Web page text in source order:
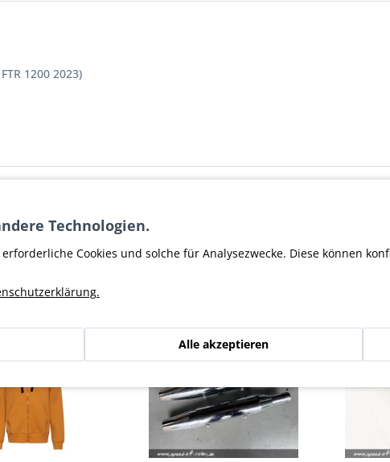
1200 2023)
1200 Brems- und Kupplungshebel"
SOC SPEED OF COLOR
Technologien.
Cookies und solche für Analysezwecke. Diese können
Alle akzeptieren